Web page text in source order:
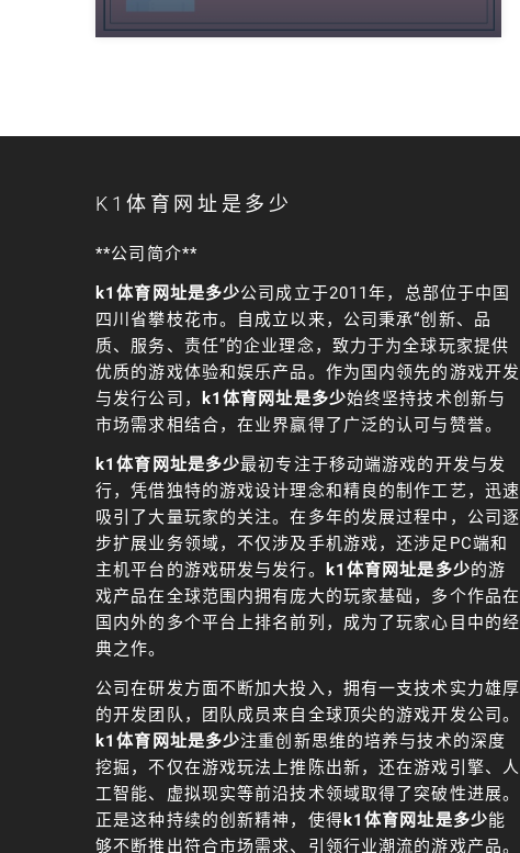
K1体育网址是多少
**公司简介**
k1体育网址是多少公司成立于2011年，总部位于中国
四川省攀枝花市。自成立以来，公司秉承“创新、品
质、服务、责任”的企业理念，致力于为全球玩家提供
优质的游戏体验和娱乐产品。作为国内领先的游戏开发
与发行公司，
k1体育网址是多少始终坚持技术创新与
市场需求相结合，在业界赢得了广泛的认可与赞誉。
k1体育网址是多少最初专注于移动端游戏的开发与发
行，凭借独特的游戏设计理念和精良的制作工艺，迅速
吸引了大量玩家的关注。在多年的发展过程中，公司逐
步扩展业务领域，不仅涉及手机游戏，还涉足PC端和
主机平台的游戏研发与发行。
k1体育网址是多少的游
戏产品在全球范围内拥有庞大的玩家基础，多个作品在
国内外的多个平台上排名前列，成为了玩家心目中的经
典之作。
公司在研发方面不断加大投入，拥有一支技术实力雄厚
的开发团队，团队成员来自全球顶尖的游戏开发公司。
k1体育网址是多少注重创新思维的培养与技术的深度
挖掘，不仅在游戏玩法上推陈出新，还在游戏引擎、人
工智能、虚拟现实等前沿技术领域取得了突破性进展。
正是这种持续的创新精神，使得 k1体育网址是多少能
够不断推出符合市场需求、引领行业潮流的游戏产品。